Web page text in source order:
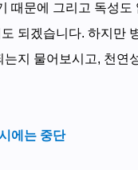
때문에 그리고 독성도
되겠습니다. 하지만
지 물어보시고, 천연
에는 중단